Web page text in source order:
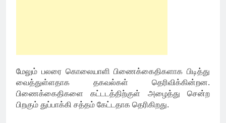
மேலும் பலரை கொலையாளி பிணைக்கைதிகளாக பிடித்து
வைத்துள்ளதாக தகவல்கள் தெரிவிக்கின்றன.
பிணைக்கைதிகளை கட்டடத்திற்குள் அழைத்து சென்ற
பிறகும் துப்பாக்கி சத்தம் கேட்டதாக தெரிகிறது.